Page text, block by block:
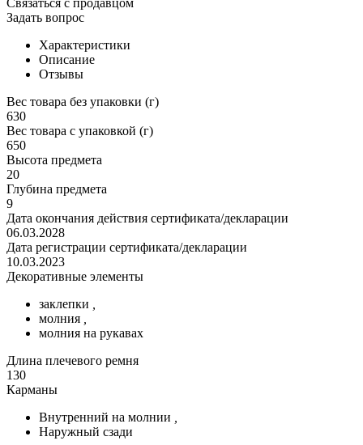
Связаться с продавцом
Задать вопрос
Характеристики
Описание
Отзывы
Вес товара без упаковки (г)
630
Вес товара с упаковкой (г)
650
Высота предмета
20
Глубина предмета
9
Дата окончания действия сертификата/декларации
06.03.2028
Дата регистрации сертификата/декларации
10.03.2023
Декоративные элементы
заклепки
молния
молния на рукавах
Длина плечевого ремня
130
Карманы
Внутренний на молнии
Наружный сзади